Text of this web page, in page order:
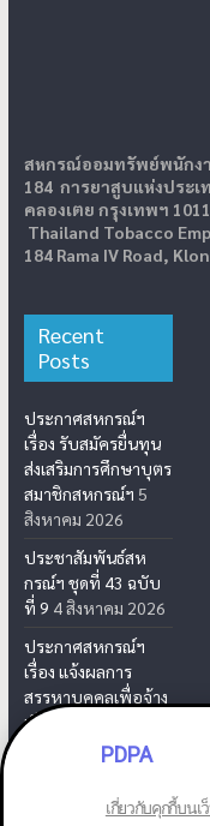
สหกรณ์ออมทรัพย์พนักง
184 การยาสูบแห่งประเ
คลองเตย กรุงเทพฯ
Thailand Tobacco
184 Rama IV Road,
Recent
Posts
ประกาศสหกรณ์ฯ
เรื่อง รับสมัครยื่นทุน
ส่งเสริมการศึกษาบุตร
สมาชิกสหกรณ์ฯ 5
สิงหาคม 2026
ประชาสัมพันธ์สห
กรณ์ฯ ชุดที่ 43 ฉบับ
ที่ 9 4 สิงหาคม 2026
ประกาศสหกรณ์ฯ
เรื่อง แจ้งผลการ
สรรหาบุคคลเพื่อจ้าง
เป็นเจ้าหน้าที่สห
31 กรกฎาคม
PDPA
เกี่ยวกับคุกกี้บน